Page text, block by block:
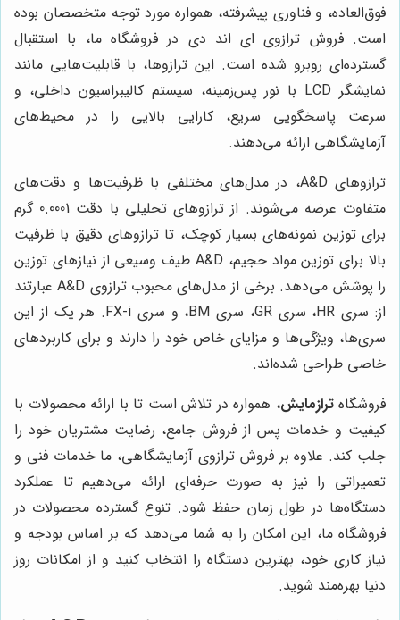
فوق‌العاده، و فناوری پیشرفته، همواره مورد توجه متخصصان بوده
است. فروش ترازوی ای اند دی در فروشگاه ما، با استقبال
گسترده‌ای روبرو شده است. این ترازوها، با قابلیت‌هایی مانند
نمایشگر LCD با نور پس‌زمینه، سیستم کالیبراسیون داخلی، و
سرعت پاسخگویی سریع، کارایی بالایی را در محیط‌های
آزمایشگاهی ارائه می‌دهند.
ترازوهای A&D، در مدل‌های مختلفی با ظرفیت‌ها و دقت‌های
متفاوت عرضه می‌شوند. از ترازوهای تحلیلی با دقت 0.0001 گرم
برای توزین نمونه‌های بسیار کوچک، تا ترازوهای دقیق با ظرفیت
بالا برای توزین مواد حجیم، A&D طیف وسیعی از نیازهای توزین
را پوشش می‌دهد. برخی از مدل‌های محبوب ترازوی A&D عبارتند
از: سری HR، سری GR، سری BM، و سری FX-i. هر یک از این
سری‌ها، ویژگی‌ها و مزایای خاص خود را دارند و برای کاربردهای
خاصی طراحی شده‌اند.
فروشگاهترازمایش، همواره در تلاش است تا با ارائه محصولات با
کیفیت و خدمات پس از فروش جامع، رضایت مشتریان خود را
جلب کند. علاوه بر فروش ترازوی آزمایشگاهی، ما خدمات فنی و
تعمیراتی را نیز به صورت حرفه‌ای ارائه می‌دهیم تا عملکرد
دستگاه‌ها در طول زمان حفظ شود. تنوع گسترده محصولات در
فروشگاه ما، این امکان را به شما می‌دهد که بر اساس بودجه و
نیاز کاری خود، بهترین دستگاه را انتخاب کنید و از امکانات روز
دنیا بهره‌مند شوید.